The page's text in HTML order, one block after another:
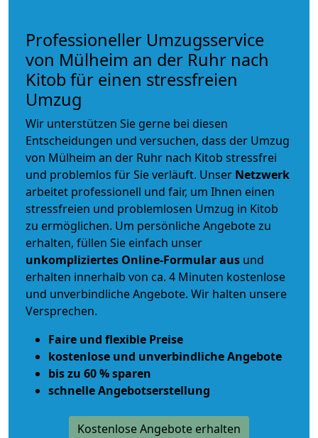
Professioneller Umzugsservice
von Mülheim an der Ruhr nach
Kitob für einen stressfreien
Umzug
Wir unterstützen Sie gerne bei diesen
Entscheidungen und versuchen, dass der Umzug
von Mülheim an der Ruhr nach Kitob stressfrei
und problemlos für Sie verläuft. Unser Netzwerk
arbeitet professionell und fair, um Ihnen einen
stressfreien und problemlosen Umzug in Kitob
zu ermöglichen. Um persönliche Angebote zu
erhalten, füllen Sie einfach unser
unkompliziertes Online-Formular aus und
erhalten innerhalb von ca. 4 Minuten kostenlose
und unverbindliche Angebote. Wir halten unsere
Versprechen.
Faire und flexible Preise
kostenlose und unverbindliche Angebote
bis zu 60 % sparen
schnelle Angebotserstellung
Kostenlose Angebote erhalten